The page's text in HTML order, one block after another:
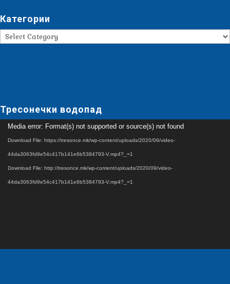
Категории
Категории
Тресонечки водопад
Video
Player
Media error: Format(s) not supported or source(s) not found
Download File: https://tresonce.mk/wp-content/uploads/2020/09/video-
44da3063fd9e54c417b141e6b5384793-V.mp4?_=1
Download File: http://tresonce.mk/wp-content/uploads/2020/09/video-
44da3063fd9e54c417b141e6b5384793-V.mp4?_=1